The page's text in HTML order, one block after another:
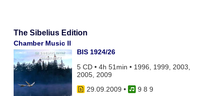
The Sibelius Edition
Chamber Music II
BIS 1924/26
5 CD • 4h 51min • 1996, 1999, 2003,
2005, 2009
29.09.2009 •
9 8 9